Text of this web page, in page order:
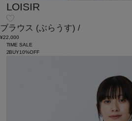
LOISIR
ブラウス (ぶらうす) /
¥22,000
TIME SALE
2BUY10%OFF